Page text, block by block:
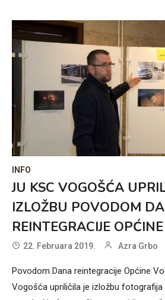
INFO
JU KSC VOGOŠĆA
IZLOŽBU POVODOM
REINTEGRACIJE
22. Februara 2019. Azra Grbo
Povodom Dana reintegracije Općine
Vogošća upriličila je izložbu fotografija